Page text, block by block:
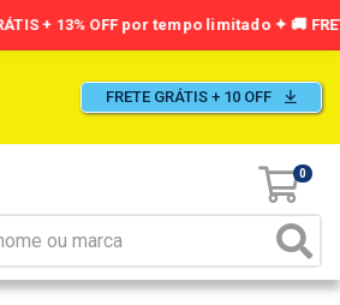
FRETE GRÁTIS + 10 OFF
0